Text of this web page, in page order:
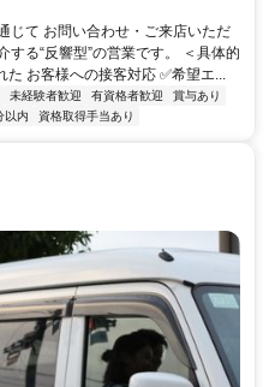
じて お問い合わせ・ご来店いただ
する“反響型”の営業です。 ＜具体的
た お客様への接客対応 ✅希望エ...
未経験者歓迎 有資格者歓迎
賞与あり
以内 資格取得手当あり